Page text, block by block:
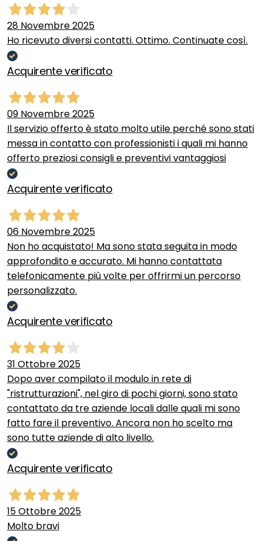
28 Novembre 2025
Ho ricevuto diversi contatti. Ottimo. Continuate così.
Acquirente verificato
09 Novembre 2025
Il servizio offerto è stato molto utile perché sono stati
messa in contatto con professionisti i quali mi hanno
offerto preziosi consigli e preventivi vantaggiosi
Acquirente verificato
06 Novembre 2025
Non ho acquistato! Ma sono stata seguita in modo
approfondito e accurato. Mi hanno contattata
telefonicamente più volte per offrirmi un percorso
personalizzato.
Acquirente verificato
31 Ottobre 2025
Dopo aver compilato il modulo in rete di
"ristrutturazioni", nel giro di pochi giorni, sono stato
contattato da tre aziende locali dalle quali mi sono
fatto fare il preventivo. Ancora non ho scelto ma
sono tutte aziende di alto livello.
Acquirente verificato
15 Ottobre 2025
Molto bravi